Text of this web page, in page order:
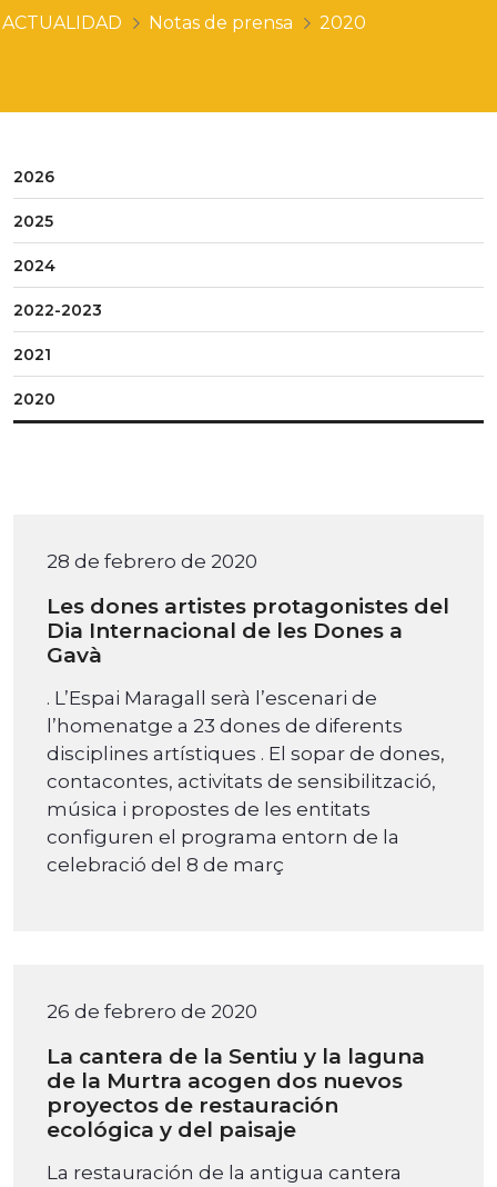
ACTUALIDAD Notas de prensa 2020
2026
2025
2024
2022-2023
2021
2020
28 de febrero de 2020
Les dones artistes protagonistes del
Dia Internacional de les Dones a
Gavà
. L’Espai Maragall serà l’escenari de
l’homenatge a 23 dones de diferents
disciplines artístiques . El sopar de dones,
contacontes, activitats de sensibilització,
música i propostes de les entitats
configuren el programa entorn de la
celebració del 8 de març
26 de febrero de 2020
La cantera de la Sentiu y la laguna
de la Murtra acogen dos nuevos
proyectos de restauración
ecológica y del paisaje
La restauración de la antigua cantera